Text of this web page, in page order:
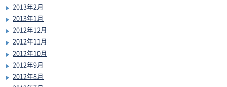
2013年2月
2013年1月
2012年12月
2012年11月
2012年10月
2012年9月
2012年8月